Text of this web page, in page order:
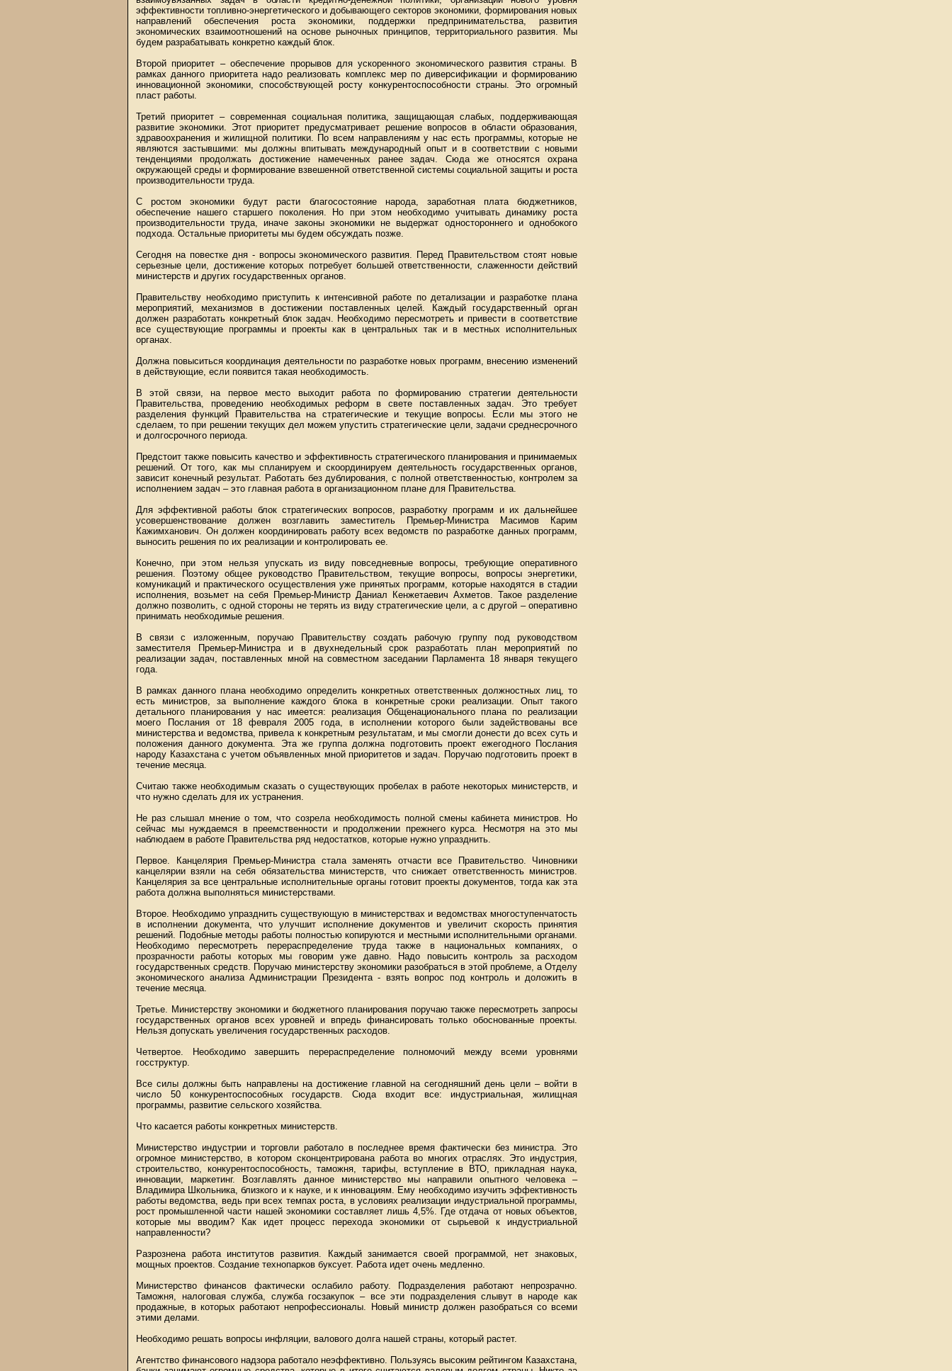
эффективности топливно-энергетического и добывающего секторов экономики, формирования новых
направлений обеспечения роста экономики, поддержки предпринимательства, развития
экономических взаимоотношений на основе рыночных принципов, территориального развития. Мы
будем разрабатывать конкретно каждый блок.
Второй приоритет – обеспечение прорывов для ускоренного экономического развития страны. В
рамках данного приоритета надо реализовать комплекс мер по диверсификации и формированию
инновационной экономики, способствующей росту конкурентоспособности страны. Это огромный
пласт работы.
Третий приоритет – современная социальная политика, защищающая слабых, поддерживающая
развитие экономики. Этот приоритет предусматривает решение вопросов в области образования,
здравоохранения и жилищной политики. По всем направлениям у нас есть программы, которые не
являются застывшими: мы должны впитывать международный опыт и в соответствии с новыми
тенденциями продолжать достижение намеченных ранее задач. Сюда же относятся охрана
окружающей среды и формирование взвешенной ответственной системы социальной защиты и роста
производительности труда.
С ростом экономики будут расти благосостояние народа, заработная плата бюджетников,
обеспечение нашего старшего поколения. Но при этом необходимо учитывать динамику роста
производительности труда, иначе законы экономики не выдержат одностороннего и однобокого
подхода. Остальные приоритеты мы будем обсуждать позже.
Сегодня на повестке дня - вопросы экономического развития. Перед Правительством стоят новые
серьезные цели, достижение которых потребует большей ответственности, слаженности действий
министерств и других государственных органов.
Правительству необходимо приступить к интенсивной работе по детализации и разработке плана
мероприятий, механизмов в достижении поставленных целей. Каждый государственный орган
должен разработать конкретный блок задач. Необходимо пересмотреть и привести в соответствие
все существующие программы и проекты как в центральных так и в местных исполнительных
органах.
Должна повыситься координация деятельности по разработке новых программ, внесению изменений
в действующие, если появится такая необходимость.
В этой связи, на первое место выходит работа по формированию стратегии деятельности
Правительства, проведению необходимых реформ в свете поставленных задач. Это требует
разделения функций Правительства на стратегические и текущие вопросы. Если мы этого не
сделаем, то при решении текущих дел можем упустить стратегические цели, задачи среднесрочного
и долгосрочного периода.
Предстоит также повысить качество и эффективность стратегического планирования и принимаемых
решений. От того, как мы спланируем и скоординируем деятельность государственных органов,
зависит конечный результат. Работать без дублирования, с полной ответственностью, контролем за
исполнением задач – это главная работа в организационном плане для Правительства.
Для эффективной работы блок стратегических вопросов, разработку программ и их дальнейшее
усовершенствование должен возглавить заместитель Премьер-Министра Масимов Карим
Кажимханович. Он должен координировать работу всех ведомств по разработке данных программ,
выносить решения по их реализации и контролировать ее.
Конечно, при этом нельзя упускать из виду повседневные вопросы, требующие оперативного
решения. Поэтому общее руководство Правительством, текущие вопросы, вопросы энергетики,
комуникаций и практического осуществления уже принятых программ, которые находятся в стадии
исполнения, возьмет на себя Премьер-Министр Даниал Кенжетаевич Ахметов. Такое разделение
должно позволить, с одной стороны не терять из виду стратегические цели, а с другой – оперативно
принимать необходимые решения.
В связи с изложенным, поручаю Правительству создать рабочую группу под руководством
заместителя Премьер-Министра и в двухнедельный срок разработать план мероприятий по
реализации задач, поставленных мной на совместном заседании Парламента 18 января текущего
года.
В рамках данного плана необходимо определить конкретных ответственных должностных лиц, то
есть министров, за выполнение каждого блока в конкретные сроки реализации. Опыт такого
детального планирования у нас имеется: реализация Общенационального плана по реализации
моего Послания от 18 февраля 2005 года, в исполнении которого были задействованы все
министерства и ведомства, привела к конкретным результатам, и мы смогли донести до всех суть и
положения данного документа. Эта же группа должна подготовить проект ежегодного Послания
народу Казахстана с учетом объявленных мной приоритетов и задач. Поручаю подготовить проект в
течение месяца.
Считаю также необходимым сказать о существующих пробелах в работе некоторых министерств, и
что нужно сделать для их устранения.
Не раз слышал мнение о том, что созрела необходимость полной смены кабинета министров. Но
сейчас мы нуждаемся в преемственности и продолжении прежнего курса. Несмотря на это мы
наблюдаем в работе Правительства ряд недостатков, которые нужно упразднить.
Первое. Канцелярия Премьер-Министра стала заменять отчасти все Правительство. Чиновники
канцелярии взяли на себя обязательства министерств, что снижает ответственность министров.
Канцелярия за все центральные исполнительные органы готовит проекты документов, тогда как эта
работа должна выполняться министерствами.
Второе. Необходимо упразднить существующую в министерствах и ведомствах многоступенчатость
в исполнении документа, что улучшит исполнение документов и увеличит скорость принятия
решений. Подобные методы работы полностью копируются и местными исполнительными органами.
Необходимо пересмотреть перераспределение труда также в национальных компаниях, о
прозрачности работы которых мы говорим уже давно. Надо повысить контроль за расходом
государственных средств. Поручаю министерству экономики разобраться в этой проблеме, а Отделу
экономического анализа Администрации Президента - взять вопрос под контроль и доложить в
течение месяца.
Третье. Министерству экономики и бюджетного планирования поручаю также пересмотреть запросы
государственных органов всех уровней и впредь финансировать только обоснованные проекты.
Нельзя допускать увеличения государственных расходов.
Четвертое. Необходимо завершить перераспределение полномочий между всеми уровнями
госструктур.
Все силы должны быть направлены на достижение главной на сегодняшний день цели – войти в
число 50 конкурентоспособных государств. Сюда входит все: индустриальная, жилищная
программы, развитие сельского хозяйства.
Что касается работы конкретных министерств.
Министерство индустрии и торговли работало в последнее время фактически без министра. Это
огромное министерство, в котором сконцентрирована работа во многих отраслях. Это индустрия,
строительство, конкурентоспособность, таможня, тарифы, вступление в ВТО, прикладная наука,
инновации, маркетинг. Возглавлять данное министерство мы направили опытного человека –
Владимира Школьника, близкого и к науке, и к инновациям. Ему необходимо изучить эффективность
работы ведомства, ведь при всех темпах роста, в условиях реализации индустриальной программы,
рост промышленной части нашей экономики составляет лишь 4,5%. Где отдача от новых объектов,
которые мы вводим? Как идет процесс перехода экономики от сырьевой к индустриальной
направленности?
Разрознена работа институтов развития. Каждый занимается своей программой, нет знаковых,
мощных проектов. Создание технопарков буксует. Работа идет очень медленно.
Министерство финансов фактически ослабило работу. Подразделения работают непрозрачно.
Таможня, налоговая служба, служба госзакупок – все эти подразделения слывут в народе как
продажные, в которых работают непрофессионалы. Новый министр должен разобраться со всеми
этими делами.
Необходимо решать вопросы инфляции, валового долга нашей страны, который растет.
Агентство финансового надзора работало неэффективно. Пользуясь высоким рейтингом Казахстана,